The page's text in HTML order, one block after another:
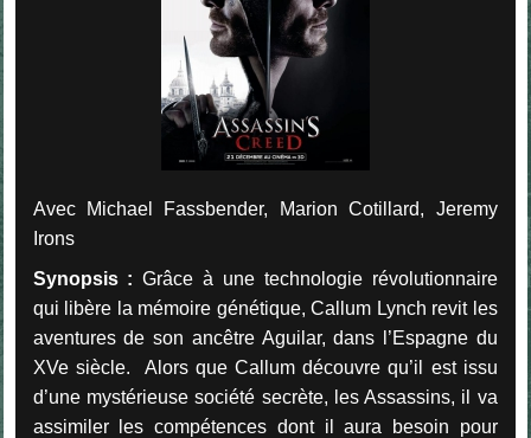
Avec Michael Fassbender, Marion Cotillard, Jeremy
Irons
Synopsis : Grâce à une technologie révolutionnaire
qui libère la mémoire génétique, Callum Lynch revit les
aventures de son ancêtre Aguilar, dans l’Espagne du
XVe siècle. Alors que Callum découvre qu’il est issu
d’une mystérieuse société secrète, les Assassins, il va
assimiler les compétences dont il aura besoin pour